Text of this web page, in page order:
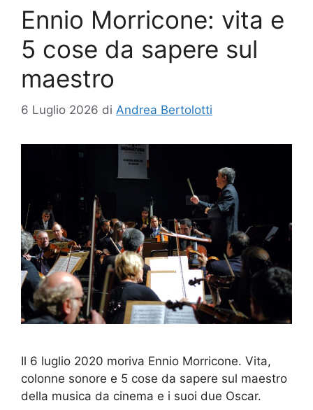
Ennio Morricone: vita e
5 cose da sapere sul
maestro
6 Luglio 2026 di Andrea Bertolotti
Il 6 luglio 2020 moriva Ennio Morricone. Vita,
colonne sonore e 5 cose da sapere sul maestro
della musica da cinema e i suoi due Oscar.